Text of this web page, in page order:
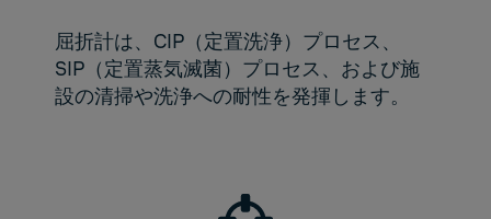
屈折計は、CIP（定置洗浄）プロセス、
SIP（定置蒸気滅菌）プロセス、および施
設の清掃や洗浄への耐性を発揮します。